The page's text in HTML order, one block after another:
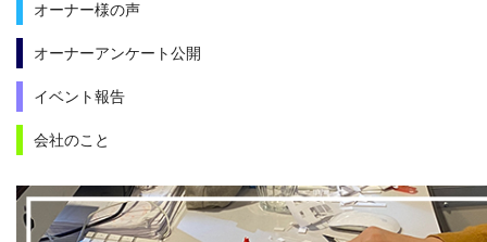
オーナー様の声
オーナーアンケート公開
イベント報告
会社のこと